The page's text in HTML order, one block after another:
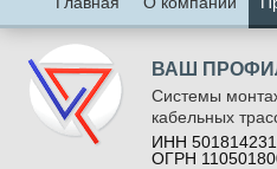
ВАШ
Системы
кабельных
ИНН
ОГРН